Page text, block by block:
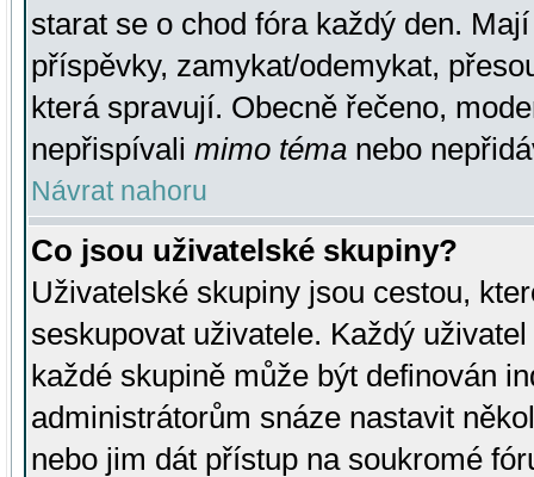
starat se o chod fóra každý den.
příspěvky, zamykat/odemykat,
která spravují. Obecně řečeno,
nepřispívali mimo téma nebo
Návrat nahoru
Co jsou uživatelské skupiny?
Uživatelské skupiny jsou cestou,
seskupovat uživatele. Každý
každé skupině může být definován
administrátorům snáze nastavit
nebo jim dát přístup na soukromé